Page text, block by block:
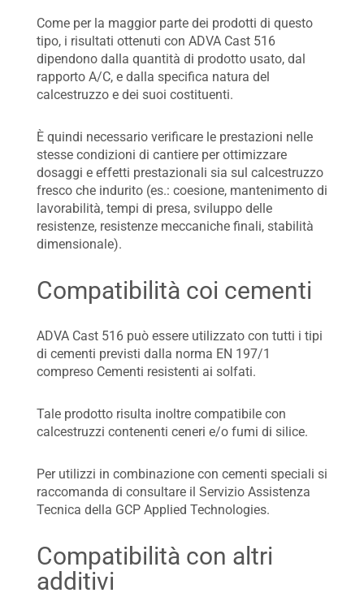
Come per la maggior parte dei prodotti di questo
tipo, i risultati ottenuti con ADVA Cast 516
dipendono dalla quantità di prodotto usato, dal
rapporto A/C, e dalla specifica natura del
calcestruzzo e dei suoi costituenti.
È quindi necessario verificare le prestazioni nelle
stesse condizioni di cantiere per ottimizzare
dosaggi e effetti prestazionali sia sul calcestruzzo
fresco che indurito (es.: coesione, mantenimento di
lavorabilità, tempi di presa, sviluppo delle
resistenze, resistenze meccaniche finali, stabilità
dimensionale).
Compatibilità coi cementi
ADVA Cast 516 può essere utilizzato con tutti i tipi
di cementi previsti dalla norma EN 197/1
compreso Cementi resistenti ai solfati.
Tale prodotto risulta inoltre compatibile con
calcestruzzi contenenti ceneri e/o fumi di silice.
Per utilizzi in combinazione con cementi speciali si
raccomanda di consultare il Servizio Assistenza
Tecnica della GCP Applied Technologies.
Compatibilità con altri
additivi